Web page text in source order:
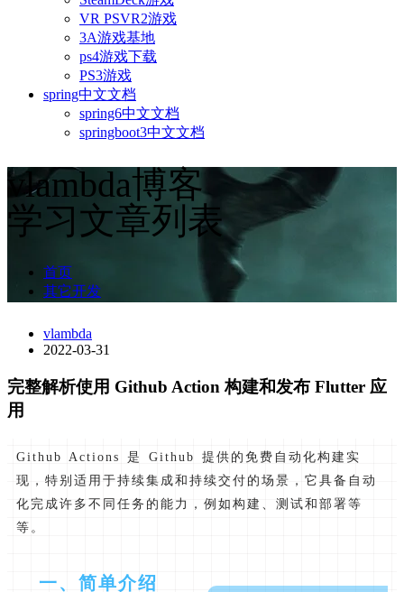
VR PSVR2游戏
3A游戏基地
ps4游戏下载
PS3游戏
spring中文文档
spring6中文文档
springboot3中文文档
vlambda博客
学习文章列表
首页
其它开发
vlambda
2022-03-31
完整解析使用 Github Action 构建和发布 Flutter 应
用
Github Actions 是 Github 提供的免费自动化构建实
现，特别适用于持续集成和持续交付的场景，它具备自动
化完成许多不同任务的能力，例如构建、测试和部署等
等。
一、简单介绍